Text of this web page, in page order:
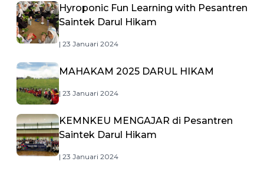
Hyroponic Fun Learning with Pesantren
Saintek Darul Hikam
| 23 Januari 2024
MAHAKAM 2025 DARUL HIKAM
| 23 Januari 2024
KEMNKEU MENGAJAR di Pesantren
Saintek Darul Hikam
| 23 Januari 2024